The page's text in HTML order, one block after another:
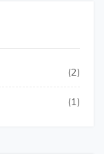
(2)
(1)